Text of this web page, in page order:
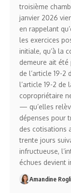
troisième
janvier 2026
en rappelant
les exercices
initiale, qu’à la
demeure ait été
de l’article 19-2
l’article 19-2 de
copropriétaire
— qu’elles
dépenses pour
des cotisations
trente jours
infructueuse,
échues devient
Amandine